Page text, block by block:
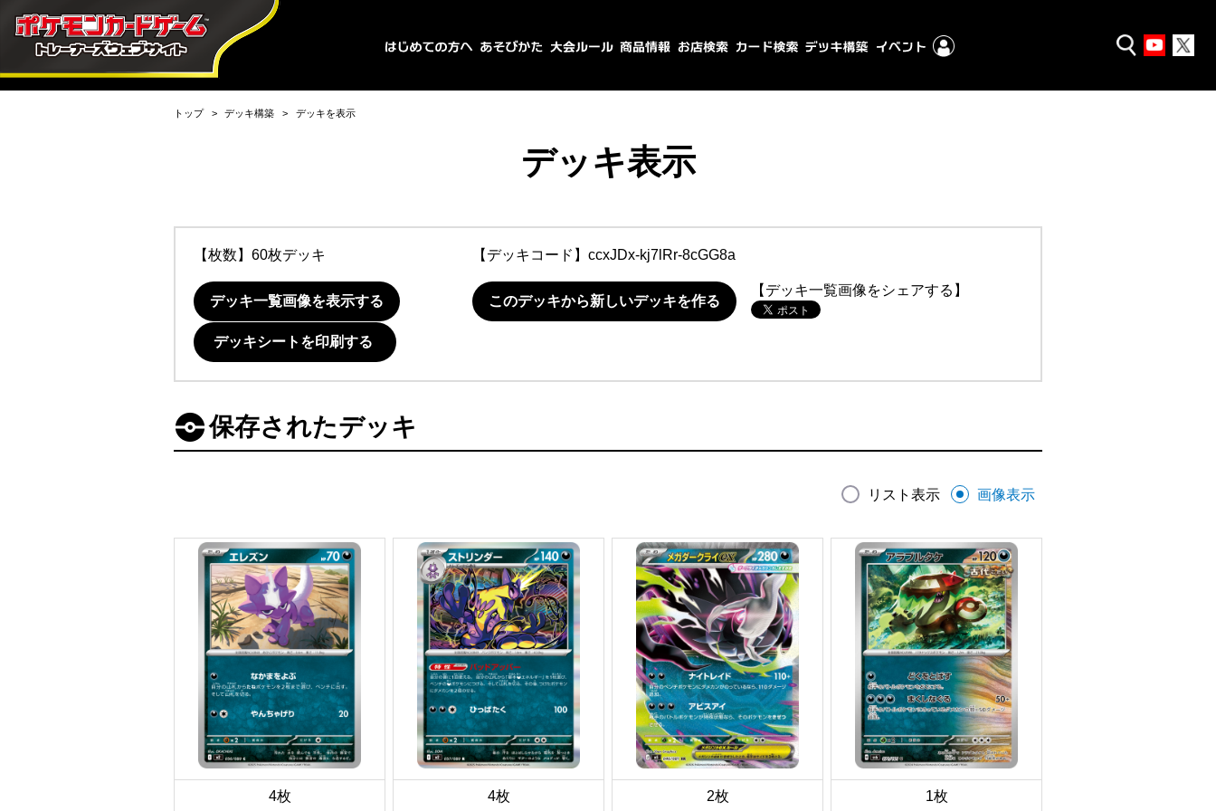
トップ デッキ構築 デッキを表示
デッキ表示
【枚数】60枚デッキ 【デッキコード】 ccxJDx-kj7lRr-8cGG8a
デッキ一覧画像を表示する このデッキから新しいデッキを作る
【デッキ一覧画像をシェアする】
デッキシートを印刷する
保存されたデッキ
リスト表示 画像表示
4枚 4枚 2枚 1枚